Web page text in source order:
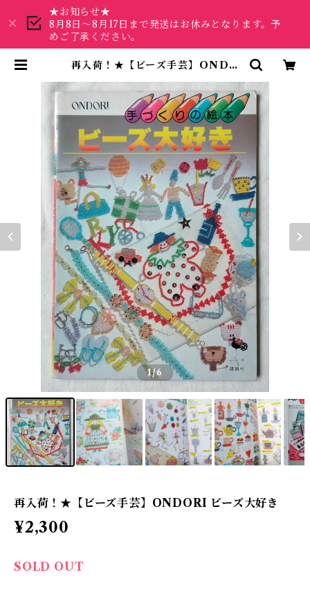
★お知らせ★
8月8日～8月17日まで発送はお休みとなります。予
めご了承ください。
再入荷！★【ビーズ手芸】ONDO
1/6
再入荷！★【ビーズ手芸】ONDORI ビーズ大好き
¥2,300
SOLD OUT